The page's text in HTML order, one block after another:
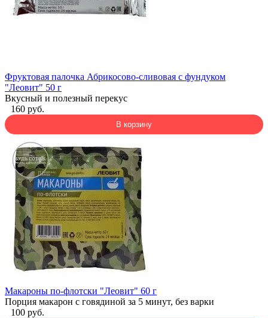
Фруктовая палочка Абрикосово-сливовая с фундуком
"Леовит" 50 г
Вкусный и полезный перекус
160 руб.
В корзину
Макароны по-флотски "Леовит" 60 г
Порция макарон с говядиной за 5 минут, без варки
100 руб.